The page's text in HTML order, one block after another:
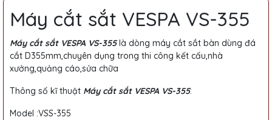
Máy cắt sắt VESPA VS-355
Máy cắt sắt VESPA VS-355 là dòng máy cắt sắt bàn dùng đá
cắt D355mm,chuyên dụng trong thi công kết cấu,nhà
xưởng,quảng cáo,sửa chữa
Thông số kĩ thuật Máy cắt sắt VESPA VS-355:
Model :VSS-355